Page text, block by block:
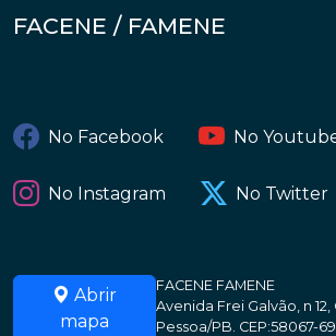
FACENE / FAMENE
No Facebook No
No Instagram No Twitter
Abrir
mapa
FACENE FAMENE
Avenida Frei Galvão, n
Pessoa/PB. CEP:58067-